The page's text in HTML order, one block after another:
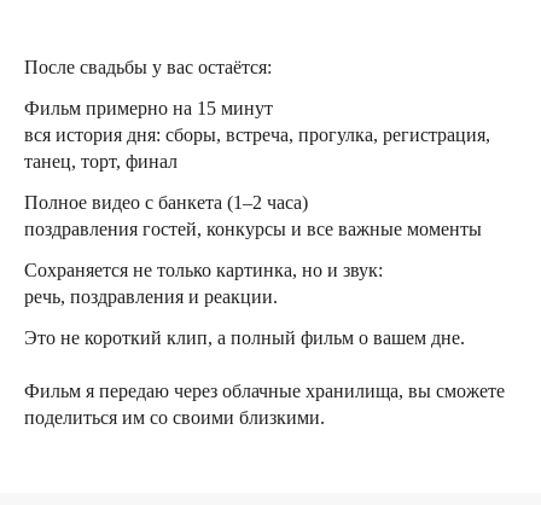
После свадьбы у вас остаётся:
Фильм примерно на 15 минут
вся история дня: сборы, встреча, прогулка, регистрация,
танец, торт, финал
Полное видео с банкета (1–2 часа)
поздравления гостей, конкурсы и все важные моменты
Сохраняется не только картинка, но и звук:
речь, поздравления и реакции.
Это не короткий клип, а полный фильм о вашем дне.
Фильм я передаю через облачные хранилища, вы сможете
поделиться им со своими близкими.